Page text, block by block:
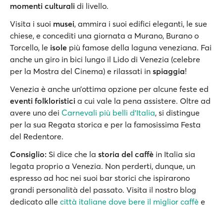
momenti culturali di livello.
Visita i suoi musei, ammira i suoi edifici eleganti, le sue
chiese, e concediti una giornata a Murano, Burano o
Torcello, le isole più famose della laguna veneziana. Fai
anche un giro in bici lungo il Lido di Venezia (celebre
per la Mostra del Cinema) e rilassati in spiaggia!
Venezia è anche un’ottima opzione per alcune feste ed
eventi folkloristici a cui vale la pena assistere. Oltre ad
avere uno dei Carnevali più belli d'Italia, si distingue
per la sua Regata storica e per la famosissima Festa
del Redentore.
Consiglio: Si dice che la storia del caffè in Italia sia
legata proprio a Venezia. Non perderti, dunque, un
espresso ad hoc nei suoi bar storici che ispirarono
grandi personalità del passato. Visita il nostro blog
dedicato alle città italiane dove bere il miglior caffè e